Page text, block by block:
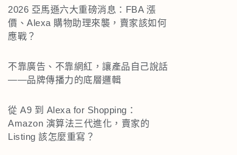
2026 亞馬遜六大重磅消息：FBA 漲
價、Alexa 購物助理來襲，賣家該如何
應戰？
不靠廣告、不靠網紅，讓產品自己說話
——品牌傳播力的底層邏輯
從 A9 到 Alexa for Shopping：
Amazon 演算法三代進化，賣家的
Listing 該怎麼重寫？